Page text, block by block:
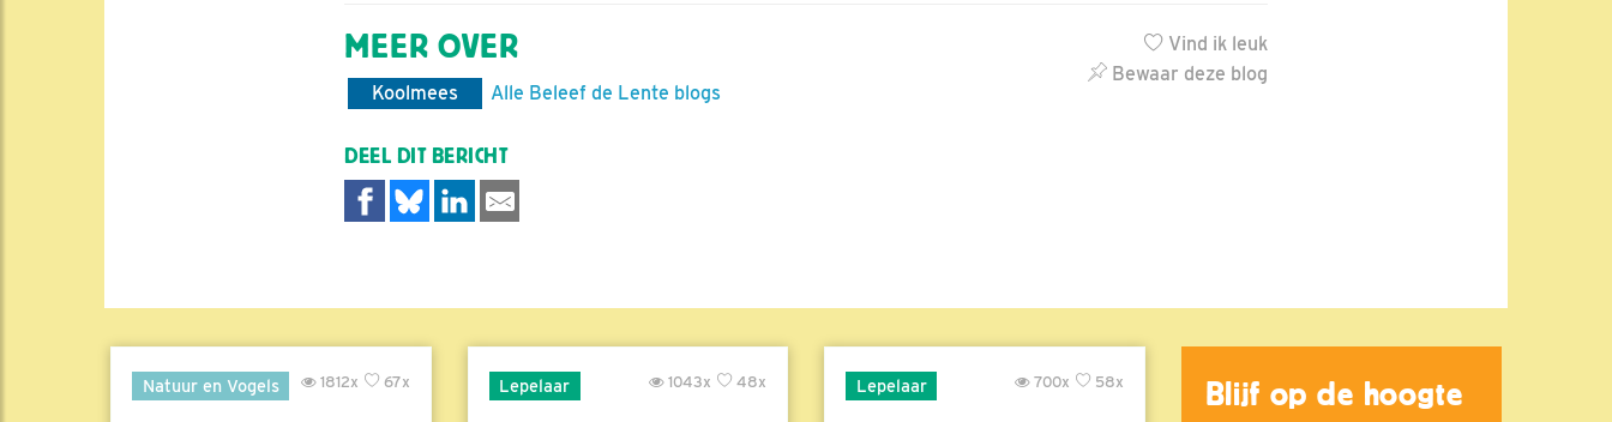
Vind ik leuk
Bewaar deze blog
MEER OVER
Koolmees Alle Beleef de Lente blogs
DEEL DIT BERICHT
Natuur en Vogels 67x
1812x Lepelaar 48x
1043x Lepelaar 58x
700x Blijf op de hoogte